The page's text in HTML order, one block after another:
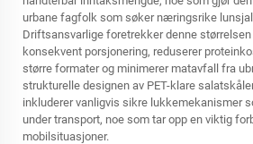
urbane fagfolk som søker næringsrike
Driftsansvarlige foretrekker denne
konsekvent porsjonering, reduserer
større formater og minimerer matavfall fra
strukturelle designen av PET-klare
inkluderer vanligvis sikre lukkemekanismer
under transport, noe som tar opp en viktig
mobilsituasjoner.